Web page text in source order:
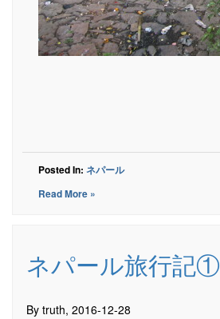
Posted In: ネパール
Read More »
ネパール旅行記①
By truth, 2016-12-28